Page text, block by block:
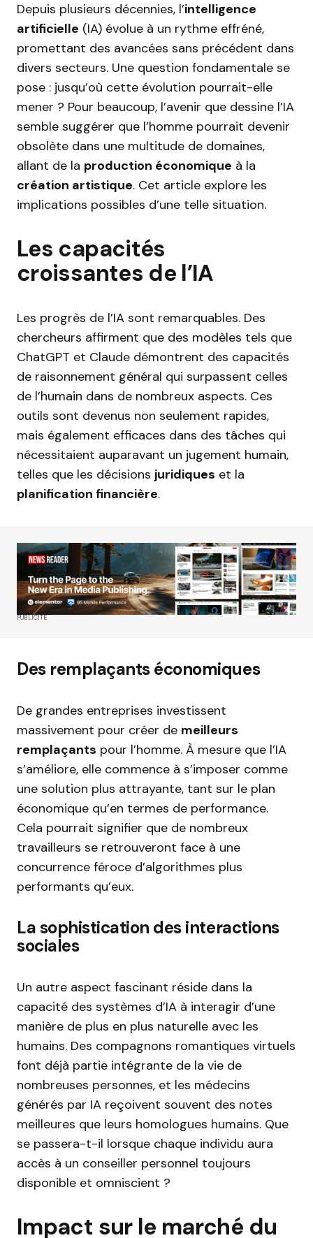
Depuis plusieurs décennies, l’intelligence
artificielle (IA) évolue à un rythme effréné,
promettant des avancées sans précédent dans
divers secteurs. Une question fondamentale se
pose : jusqu’où cette évolution pourrait-elle
mener ? Pour beaucoup, l’avenir que dessine l’IA
semble suggérer que l’homme pourrait devenir
obsolète dans une multitude de domaines,
allant de la production économique à la
création artistique. Cet article explore les
implications possibles d’une telle situation.
Les capacités
croissantes de l’IA
Les progrès de l’IA sont remarquables. Des
chercheurs affirment que des modèles tels que
ChatGPT et Claude démontrent des capacités
de raisonnement général qui surpassent celles
de l’humain dans de nombreux aspects. Ces
outils sont devenus non seulement rapides,
mais également efficaces dans des tâches qui
nécessitaient auparavant un jugement humain,
telles que les décisions juridiques et la
planification financière.
PUBLICITÉ
Des remplaçants économiques
De grandes entreprises investissent
massivement pour créer de meilleurs
remplaçants pour l’homme. À mesure que l’IA
s’améliore, elle commence à s’imposer comme
une solution plus attrayante, tant sur le plan
économique qu’en termes de performance.
Cela pourrait signifier que de nombreux
travailleurs se retrouveront face à une
concurrence féroce d’algorithmes plus
performants qu’eux.
La sophistication des interactions
sociales
Un autre aspect fascinant réside dans la
capacité des systèmes d’IA à interagir d’une
manière de plus en plus naturelle avec les
humains. Des compagnons romantiques virtuels
font déjà partie intégrante de la vie de
nombreuses personnes, et les médecins
générés par IA reçoivent souvent des notes
meilleures que leurs homologues humains. Que
se passera-t-il lorsque chaque individu aura
accès à un conseiller personnel toujours
disponible et omniscient ?
Impact sur le marché du